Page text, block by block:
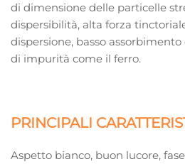
di dimensione delle particelle
dispersibilità, alta forza
dispersione, basso
di impurità come il ferro.
PRINCIPALI
Aspetto bianco, buon lucore,